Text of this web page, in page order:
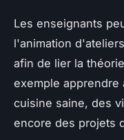
Les enseignants
l'animation
afin de lier la
exemple apprendre
cuisine saine, des
encore des projets